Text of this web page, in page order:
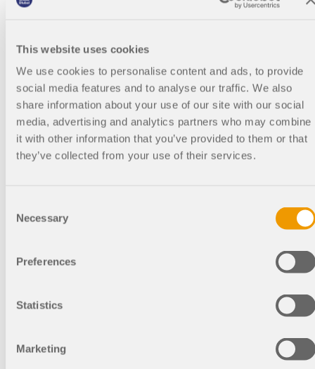
This website uses cookies
We use cookies to personalise content and ads, to provide
social media features and to analyse our traffic. We also
share information about your use of our site with our social
media, advertising and analytics partners who may combine
it with other information that you’ve provided to them or that
they’ve collected from your use of their services.
Selection
Necessary
Preferences
Statistics
Marketing
22.
April
2026
Englisch
4:00
Kostenlos
RSECTION 1 | Studenten